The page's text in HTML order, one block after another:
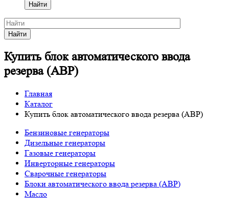
Найти
Найти
Купить блок автоматического ввода
резерва (АВР)
Главная
Каталог
Купить блок автоматического ввода резерва (АВР)
Бензиновые генераторы
Дизельные генераторы
Газовые генераторы
Инверторные генераторы
Сварочные генераторы
Блоки автоматического ввода резерва (АВР)
Масло